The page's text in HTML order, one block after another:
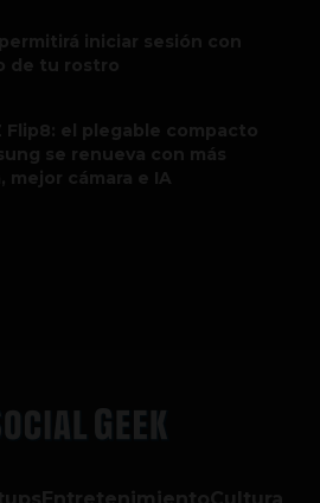
iniciar sesión con
de tu rostro
Flip8: el plegable compacto
se renueva con más
mejor cámara e IA